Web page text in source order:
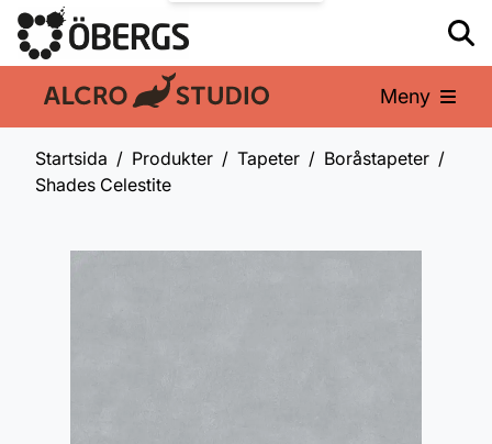
En del av: Meny
Startsida Produkter Tapeter
Boråstapeter
Shades Celestite